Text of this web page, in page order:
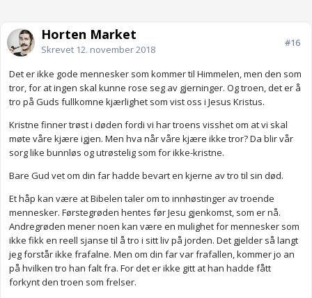
Horten Market
Skrevet 12. november 2018
#16
Det er ikke gode mennesker som kommer til Himmelen, men den som
tror, for at ingen skal kunne rose seg av gjerninger. Og troen, det er å
tro på Guds fullkomne kjærlighet som vist oss i Jesus Kristus.
Kristne finner trøst i døden fordi vi har troens visshet om at vi skal
møte våre kjære igjen. Men hva når våre kjære ikke tror? Da blir vår
sorg like bunnløs og utrøstelig som for ikke-kristne.
Bare Gud vet om din far hadde bevart en kjerne av tro til sin død.
Et håp kan være at Bibelen taler om to innhøstinger av troende
mennesker. Førstegrøden hentes før Jesu gjenkomst, som er nå.
Andregrøden mener noen kan være en mulighet for mennesker som
ikke fikk en reell sjanse til å tro i sitt liv på jorden. Det gjelder så langt
jeg forstår ikke frafalne. Men om din far var frafallen, kommer jo an
på hvilken tro han falt fra. For det er ikke gitt at han hadde fått
forkynt den troen som frelser.